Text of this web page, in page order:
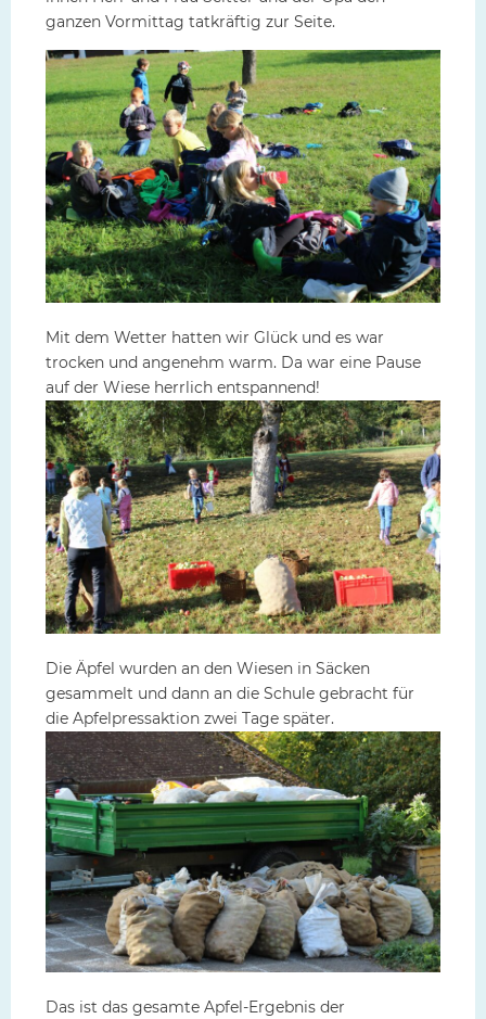
ganzen Vormittag tatkräftig zur Seite.
Mit dem Wetter hatten wir Glück und es war
trocken und angenehm warm. Da war eine Pause
auf der Wiese herrlich entspannend!
Die Äpfel wurden an den Wiesen in Säcken
gesammelt und dann an die Schule gebracht für
die Apfelpressaktion zwei Tage später.
Das ist das gesamte Apfel-Ergebnis der